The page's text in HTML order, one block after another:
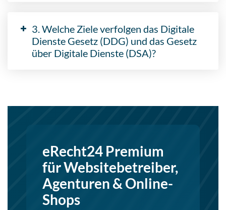
3. Welche Ziele verfolgen das Digitale
Dienste Gesetz (DDG) und das Gesetz
über Digitale Dienste (DSA)?
eRecht24 Premium
für Websitebetreiber,
Agenturen & Online-
Shops